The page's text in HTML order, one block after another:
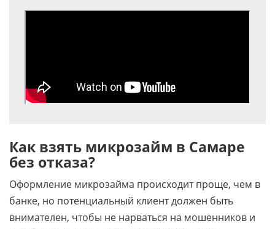
Как взять микрозайм в Самаре
без отказа?
Оформление микрозайма происходит проще, чем в
банке, но потенциальный клиент должен быть
внимателен, чтобы не нарваться на мошенников и